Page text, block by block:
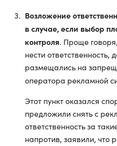
Возложение
в случае, если выбор
контроля. Проще
нести ответственность,
размещались на
оператора рекламной
Этот пункт оказался
предложили снять с
ответственность за
напротив, заявили, что